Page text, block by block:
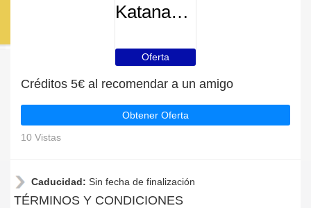
Katanamart
Oferta
Créditos 5€ al recomendar a un amigo
Obtener Oferta
10 Vistas
Caducidad: Sin fecha de finalización
TÉRMINOS Y CONDICIONES